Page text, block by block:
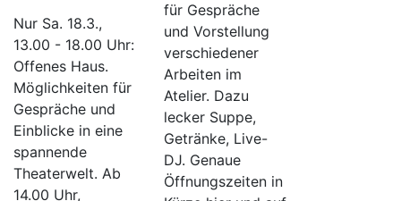
Nur Sa. 18.3.,
13.00 - 18.00 Uhr:
Offenes Haus.
Möglichkeiten für
Gespräche und
Einblicke in eine
spannende
Theaterwelt. Ab
14.00 Uhr,
für Gespräche
und Vorstellung
verschiedener
Arbeiten im
Atelier. Dazu
lecker Suppe,
Getränke, Live-
DJ. Genaue
Öffnungszeiten in